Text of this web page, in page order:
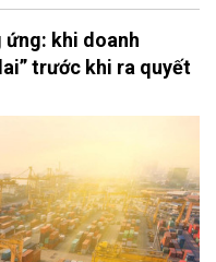
khi doanh
trước khi ra quyết